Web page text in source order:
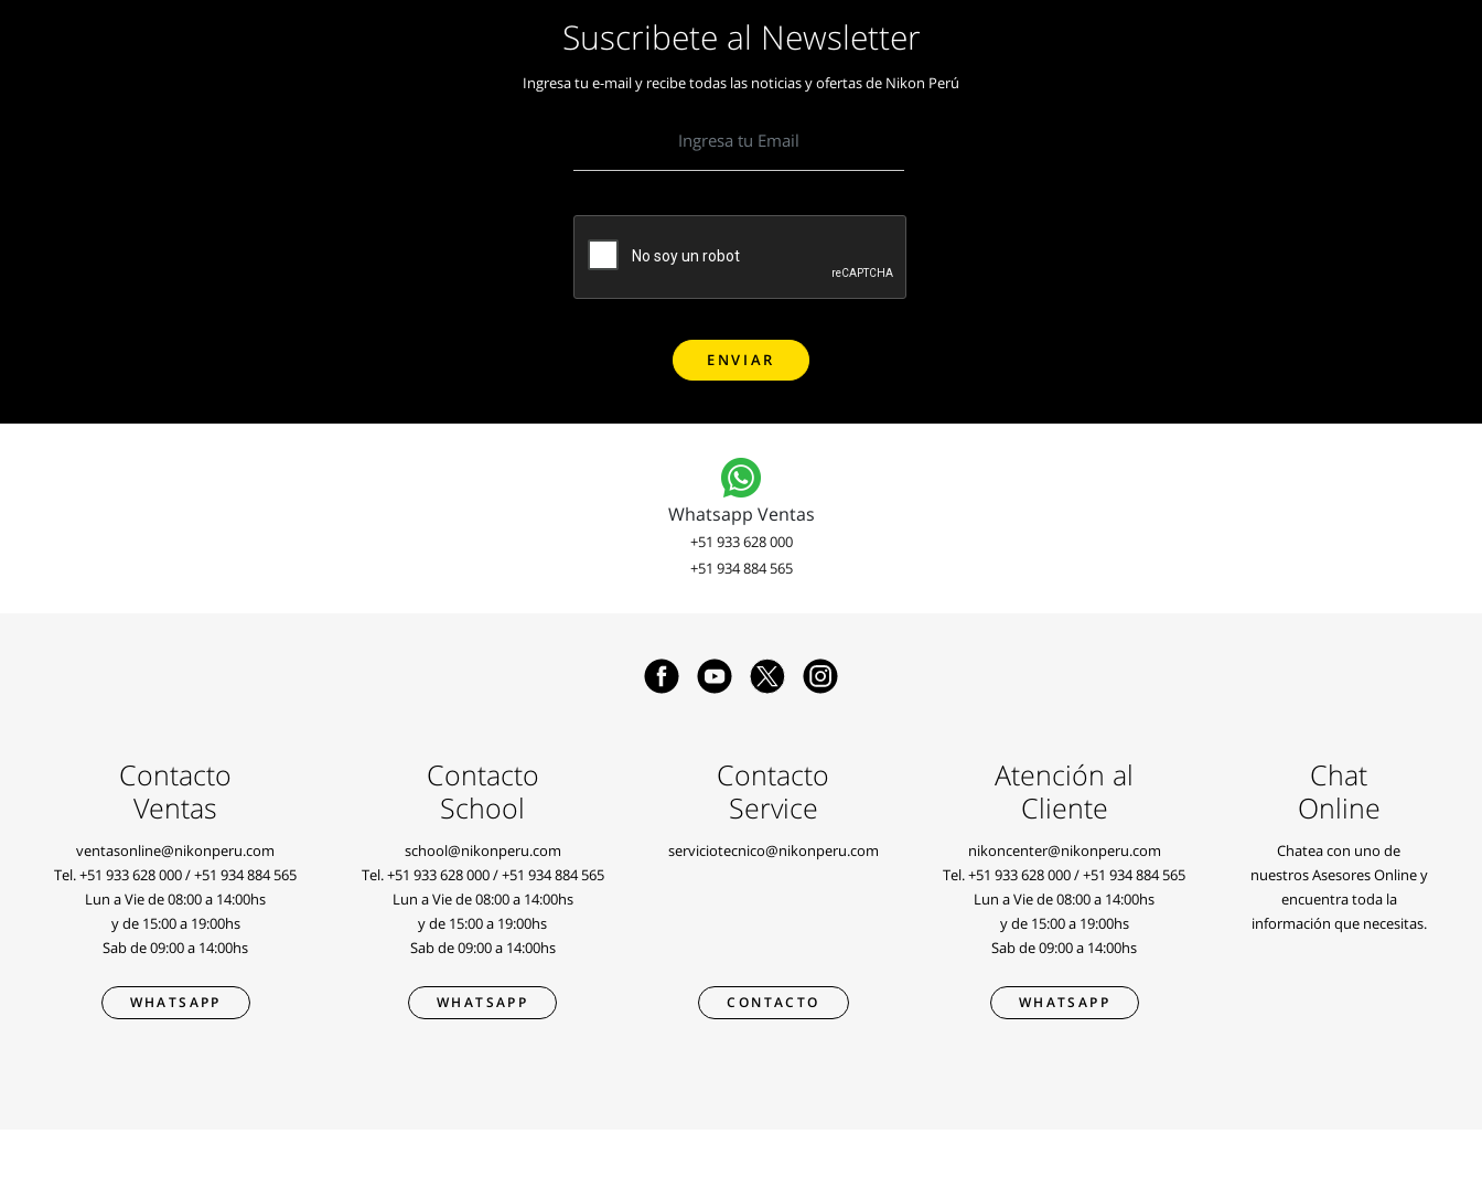
Suscribete al Newsletter
Ingresa tu e-mail y recibe todas las noticias y ofertas de Nikon Perú
Whatsapp Ventas
+51 933 628 000
+51 934 884 565
Contacto
Ventas
ventasonline@nikonperu.com
Tel.+51 933 628 000/+51 934 884 565
Lun a Vie de 08:00 a 14:00hs
y de 15:00 a 19:00hs
Sab de 09:00 a 14:00hs
WHATSAPP
Contacto
School
school@nikonperu.com
Tel.+51 933 628 000/+51 934 884 565
Lun a Vie de 08:00 a 14:00hs
y de 15:00 a 19:00hs
Sab de 09:00 a 14:00hs
WHATSAPP
Contacto
Service
serviciotecnico@nikonperu.com
CONTACTO
Atención al
Cliente
nikoncenter@nikonperu.com
Tel.+51 933 628 000/+51 934 884 565
Lun a Vie de 08:00 a 14:00hs
y de 15:00 a 19:00hs
Sab de 09:00 a 14:00hs
WHATSAPP
Chat
Online
Chatea con uno de
nuestros Asesores Online y
encuentra toda la
información que necesitas.